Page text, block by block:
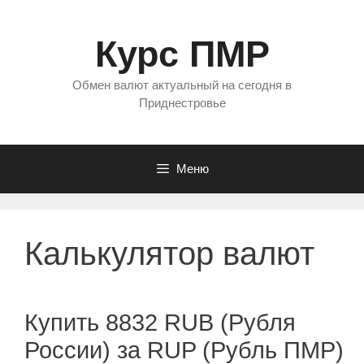
Курс ПМР
Обмен валют актуальный на сегодня в
Приднестровье
Меню
Калькулятор валют
Купить 8832 RUB (Рубля
России) за RUP (Рубль ПМР)